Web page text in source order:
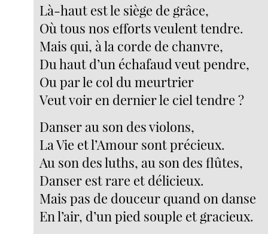
Là-haut est le siège de grâce,
Où tous nos efforts veulent tendre.
Mais qui, à la corde de chanvre,
Du haut d’un échafaud veut pendre,
Ou par le col du meurtrier
Veut voir en dernier le ciel tendre ?
Danser au son des violons,
La Vie et l’Amour sont précieux.
Au son des luths, au son des flûtes,
Danser est rare et délicieux.
Mais pas de douceur quand on danse
En l’air, d’un pied souple et gracieux.